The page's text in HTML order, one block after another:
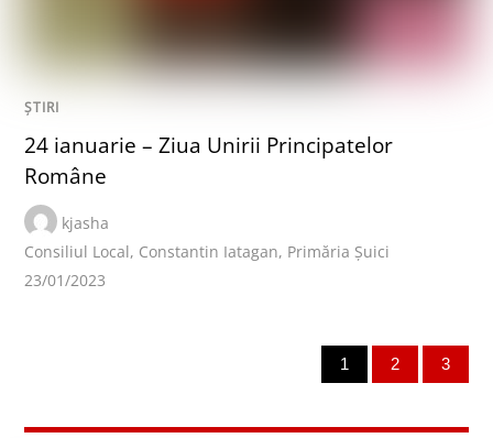
ȘTIRI
24 ianuarie – Ziua Unirii Principatelor
Române
kjasha
Consiliul Local, Constantin Iatagan, Primăria Șuici
23/01/2023
1 2 3